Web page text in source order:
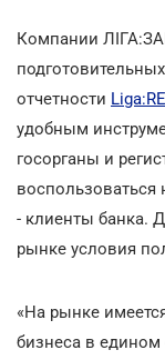
Компании
отчетности
удобным
госорганы и
- клиенты банка.
рынке условия
«На рынке
бизнеса в